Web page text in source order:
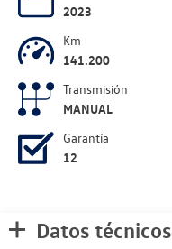
2023
Km
141.200
Transmisión
MANUAL
Garantía
12
Datos técnicos